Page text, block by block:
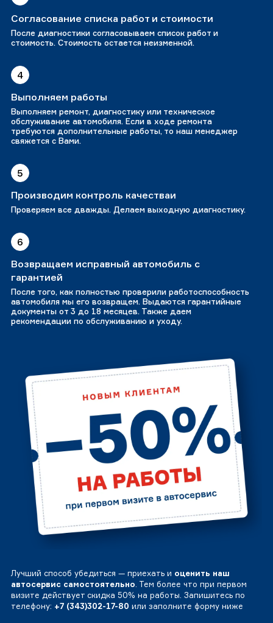
Согласование списка работ и стоимости
После диагностики согласовываем список работ и
стоимость. Стоимость остается неизменной.
4
Выполняем работы
Выполняем ремонт, диагностику или техническое
обслуживание автомобиля. Если в ходе ремонта
требуются дополнительные работы, то наш менеджер
свяжется с Вами.
5
Производим контроль качестваи
Проверяем все дважды. Делаем выходную диагностику.
6
Возвращаем исправный автомобиль с
гарантией
После того, как полностью проверили работоспособность
автомобиля мы его возвращем. Выдаются гарантийные
документы от 3 до 18 месяцев. Также даем
рекомендации по обслуживанию и уходу.
Лучший способ убедиться — приехать и оценить наш
автосервис самостоятельно. Тем более что при первом
визите действует скидка 50% на работы. Запишитесь по
телефону: +7 (343)302-17-80 или заполните форму ниже